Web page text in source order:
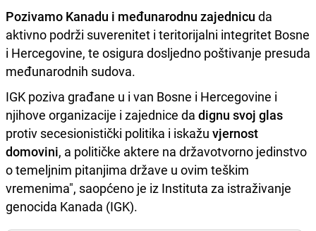
Pozivamo Kanadu i međunarodnu zajednicu da
aktivno podrži suverenitet i teritorijalni integritet Bosne
i Hercegovine, te osigura dosljedno poštivanje presuda
međunarodnih sudova.
IGK poziva građane u i van Bosne i Hercegovine i
njihove organizacije i zajednice da dignu svoj glas
protiv secesionistički politika i iskažu vjernost
domovini, a političke aktere na državotvorno jedinstvo
o temeljnim pitanjima države u ovim teškim
vremenima", saopćeno je iz Instituta za istraživanje
genocida Kanada (IGK).